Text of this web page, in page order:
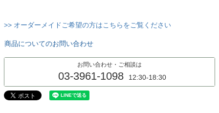
>> オーダーメイドご希望の方はこちらをご覧ください
商品についてのお問い合わせ
お問い合わせ・ご相談は
03-3961-1098 12:30-18:30